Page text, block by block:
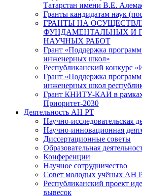
Татарстан имени В.Е.
Гранты кандидатам наук
ГРАНТЫ НА
ФУНДАМЕНТАЛЬНЫХ И
НАУЧНЫХ РАБОТ
Грант «Поддержка
инженерных школ»
Республиканский конкурс
Грант «Поддержка
инженерных школ
Грант КНИТУ-КАИ в
Приоритет-2030
Деятельность АН РТ
Научно-исследовательская
Научно-инновационная
Диссертационные советы
Образовательная
Конференции
Научное сотрудничество
Совет молодых учёных АН
Республиканский проект
вывесок